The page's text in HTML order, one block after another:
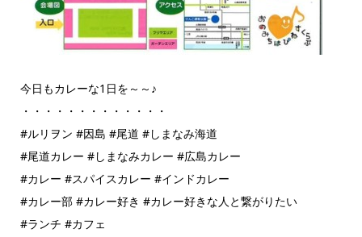
今日もカレーな1日を～～♪
・・・・・・・・・・・・・
#ルリヲン #因島 #尾道 #しまなみ海道
#尾道カレー #しまなみカレー #広島カレー
#カレー #スパイスカレー #インドカレー
#カレー部 #カレー好き #カレー好きな人と繋がりたい
#ランチ #カフェ